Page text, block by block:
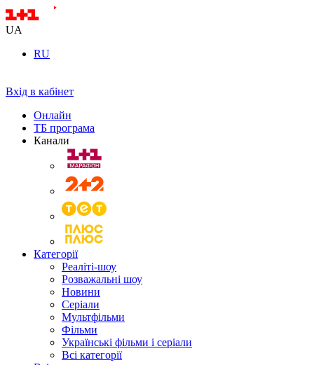
UA
RU
Вхід в кабінет
Онлайн
ТБ програма
Канали
Категорії
Реаліті-шоу
Розважальні шоу
Новини
Серіали
Мультфільми
Фільми
Українські фільми і серіали
Всі категорії